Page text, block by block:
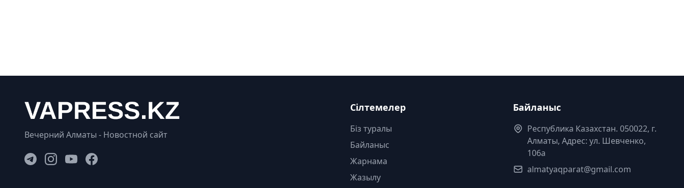
Вечерний Алматы - Новостной сайт
Сілтемелер
Біз туралы
Байланыс
Жарнама
Жазылу
Байланыс
Республика Казахстан. 050022, г.
Алматы, Адрес: ул. Шевченко,
106а
almatyaqparat@gmail.com